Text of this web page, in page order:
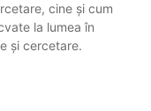
cine și cum
la lumea în
și cercetare.